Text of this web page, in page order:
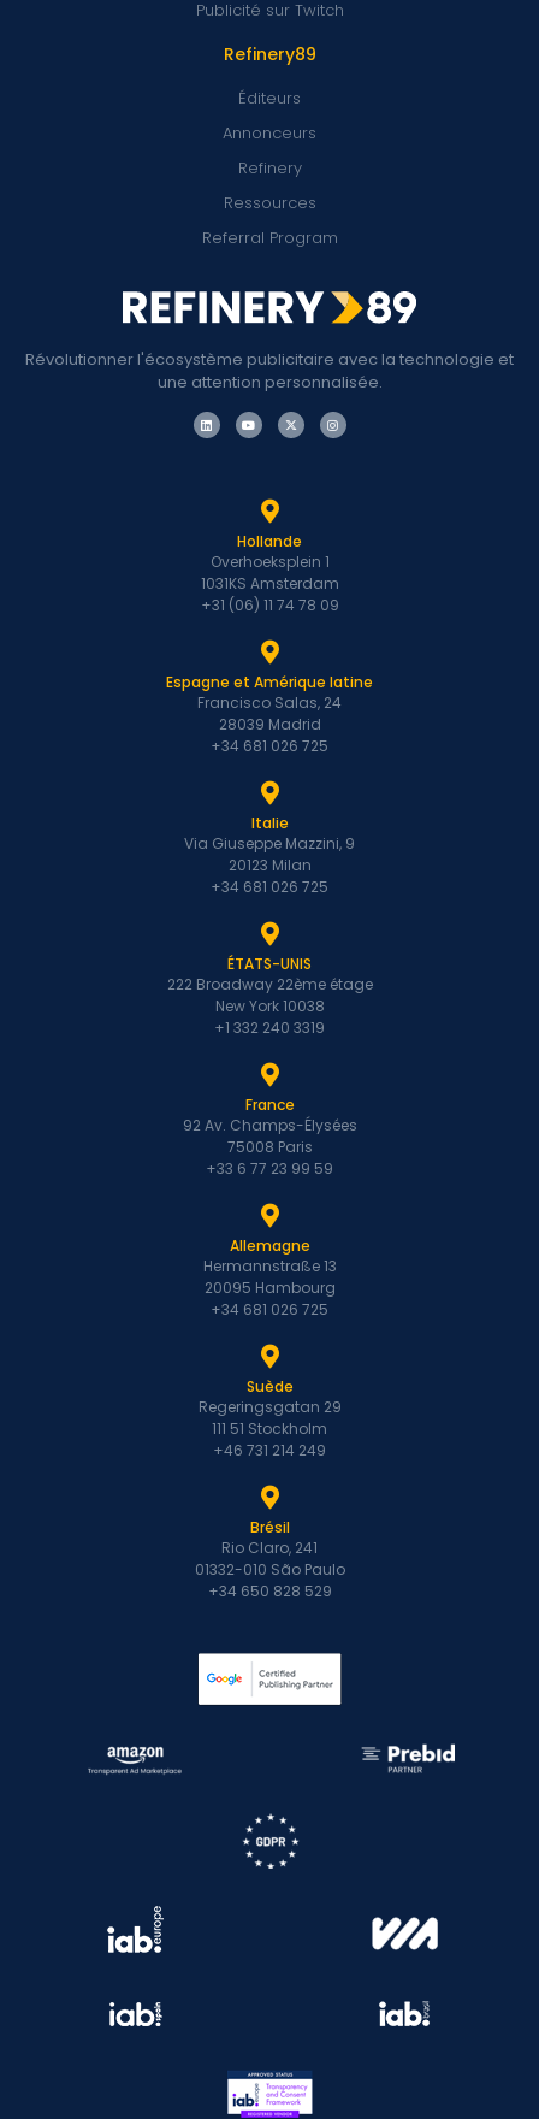
Révolutionner l'écosystème publicitaire avec la technologie et
une attention personnalisée.
Refinery89
Éditeurs
Annonceurs
Refinery
Ressources
Referral Program
Publicité sur Twitch
Hollande
Overhoeksplein 1
1031KS Amsterdam
+31 (06) 11 74 78 09
Espagne et Amérique latine
Francisco Salas, 24
28039 Madrid
+34 681 026 725
Italie
Via Giuseppe Mazzini, 9
20123 Milan
+34 681 026 725
ÉTATS-UNIS
222 Broadway 22ème étage
New York 10038
+1 332 240 3319
France
92 Av. Champs-Élysées
75008 Paris
+33 6 77 23 99 59
Allemagne
Hermannstraße 13
20095 Hambourg
+34 681 026 725
Suède
Regeringsgatan 29
111 51 Stockholm
+46 731 214 249
Brésil
Rio Claro, 241
01332-010 São Paulo
+34 650 828 529